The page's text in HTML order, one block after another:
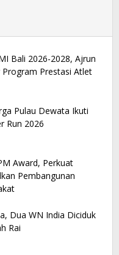
Bali 2026-2028, Ajrun
Program Prestasi Atlet
Pulau Dewata Ikuti
Run 2026
Award, Perkuat
Pembangunan
Dua WN India Diciduk
Rai